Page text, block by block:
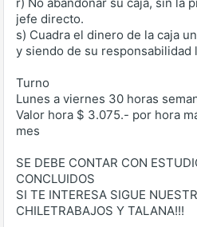
jefe directo.
s) Cuadra el dinero de la caja
y siendo de su responsabilidad
Turno
Lunes a viernes 30 horas
Valor hora $ 3.075.- por hora
mes
SE DEBE CONTAR CON
CONCLUIDOS
SI TE INTERESA SIGUE
CHILETRABAJOS Y TALANA!!!